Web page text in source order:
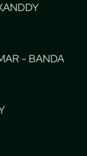
- BANDA